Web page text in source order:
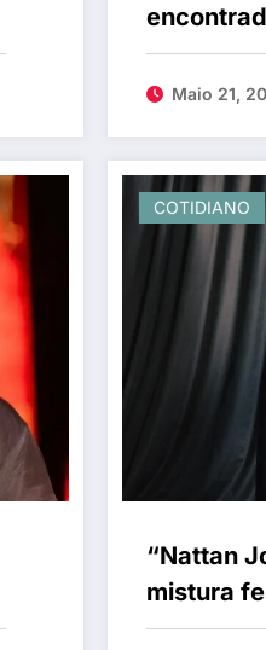
agricultor
cruMaio 21,
COTIDIANO
“Nattan
mistura
na